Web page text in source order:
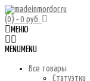
(0) - 0 руб.
МЕНЮ
MENU MENU
Все товары
Статуэтки